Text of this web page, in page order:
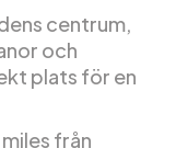
centrum,
och
plats för en
från